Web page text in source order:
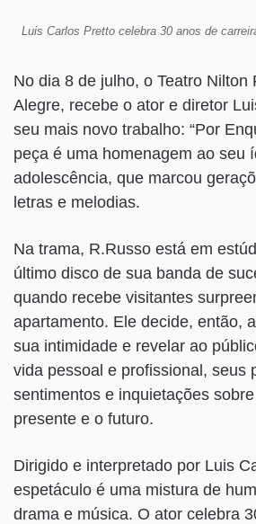
Luis Carlos Pretto celebra 30 anos de
No dia 8 de julho, o Teatro Nilton
Alegre, recebe o ator e diretor
seu mais novo trabalho: “Por
peça é uma homenagem ao seu
adolescência, que marcou
letras e melodias.
Na trama, R.Russo está em
último disco de sua banda de
quando recebe visitantes
apartamento. Ele decide, então,
sua intimidade e revelar ao
vida pessoal e profissional, seus
sentimentos e inquietações
presente e o futuro.
Dirigido e interpretado por Luis
espetáculo é uma mistura de
drama e música. O ator celebra